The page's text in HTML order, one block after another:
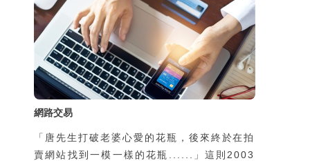
著民眾警覺性提升，這類手法的成功率已大不
如前
網路交易
「唐先生打破老婆心愛的花瓶，後來終於在拍
賣網站找到一模一樣的花瓶......」這則2003